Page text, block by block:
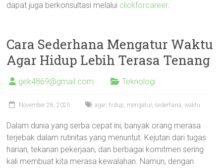
dapat juga berkonsultasi melalui clickforcareer.
Cara Sederhana Mengatur Waktu
Agar Hidup Lebih Terasa Tenang
gek4869@gmail.com Teknologi
November 28, 2025 agar, hidup, mengatur, sederhana,waktu
Dalam dunia yang serba cepat ini, banyak orang merasa
terjebak dalam rutinitas yang menuntut. Kejutan dari tugas
harian, tekanan pekerjaan, dan berbagai komitmen sering
kali membuat kita merasa kewalahan. Namun, dengan